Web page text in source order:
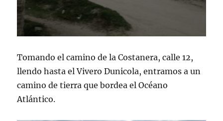
Tomando el camino de la Costanera, calle 12,
llendo hasta el Vivero Dunicola, entramos a un
camino de tierra que bordea el Océano
Atlántico.